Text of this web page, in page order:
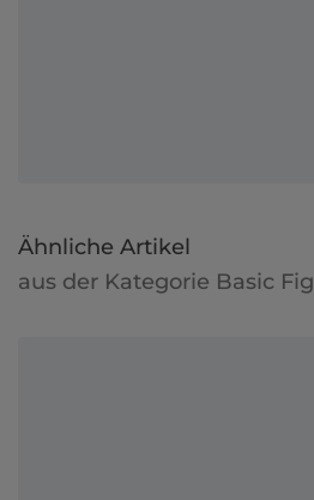
Ähnliche Artikel
aus der Kategorie Basic